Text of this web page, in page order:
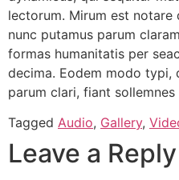
lectorum. Mirum est
nunc putamus parum
formas humanitatis per
decima. Eodem modo typi,
parum clari, fiant
Tagged Audio, Gallery,
Leave a Reply